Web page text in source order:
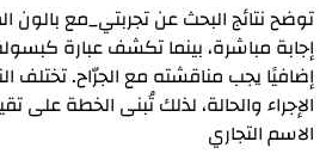
توضح نتائج البحث عن تجربتي_مع بالون
إجابة مباشرة، بينما تكشف عبارة
إضافيًا يجب مناقشته مع الجرّاح. تختلف
الإجراء والحالة، لذلك تُبنى الخطة
الاسم التجاري